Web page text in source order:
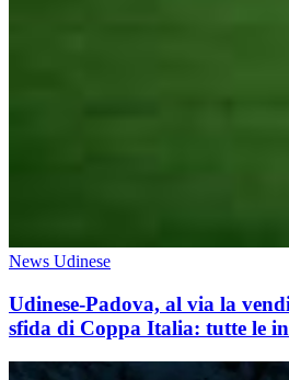
News Udinese
Udinese-Padova, al via la
sfida di Coppa Italia: tutte le